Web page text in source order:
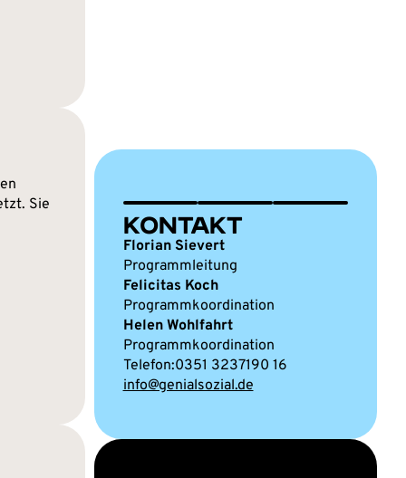
Sie
KONTAKT
Florian Sievert
Programmleitung
Felicitas Koch
Programmkoordination
Helen Wohlfahrt
Programmkoordination
0351 3237190 16
info@genialsozial.de